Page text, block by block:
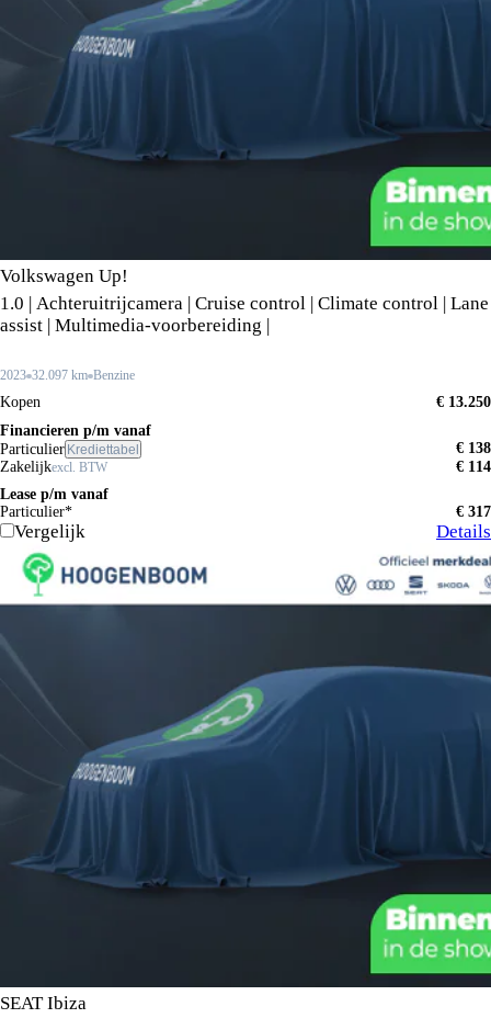
Volkswagen Up!
1.0 | Achteruitrijcamera | Cruise control | Climate control | Lane
assist | Multimedia-voorbereiding |
2023 32.097 km Benzine
Kopen
€ 13.250
Financieren p/m vanaf
Particulier Krediettabel
€ 138
Zakelijkexcl. BTW
€ 114
Lease p/m vanaf
Particulier*
€ 317
Vergelijk Details
SEAT Ibiza